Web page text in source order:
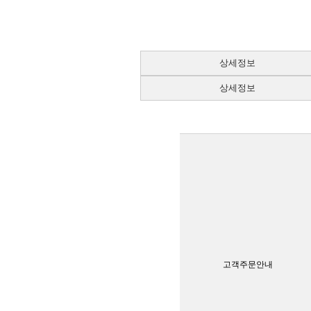
상세정보
상세정보
고객주문안내